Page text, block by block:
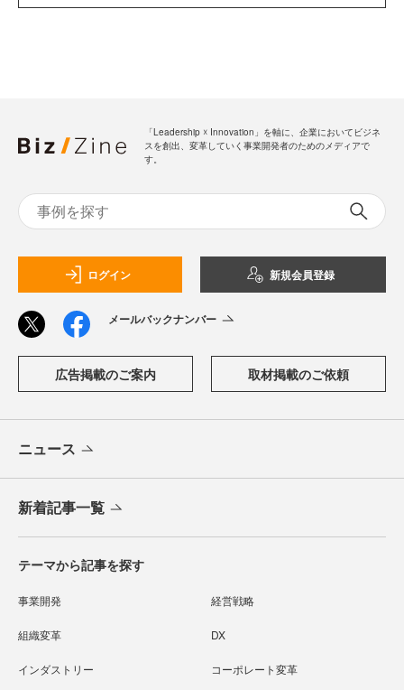
「Leadership ☓ Innovation」を軸に、企業においてビジネ
スを創出、変革していく事業開発者のためのメディアで
す。
ログイン 新規会員登録
メールバックナンバー
広告掲載のご案内 取材掲載のご依頼
ニュース
新着記事一覧
テーマから記事を探す
事業開発 経営戦略
組織変革 DX
インダストリー コーポレート変革